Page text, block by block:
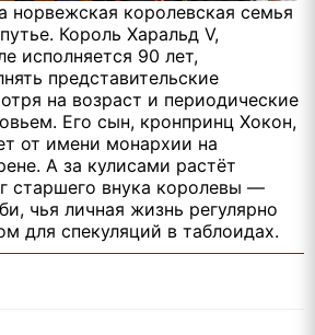
норвежская королевская семья
Король Харальд V,
исполняется 90 лет,
представительские
на возраст и периодические
Его сын, кронпринц Хокон,
от имени монархии на
А за кулисами растёт
старшего внука королевы —
чья личная жизнь регулярно
для спекуляций в таблоидах.